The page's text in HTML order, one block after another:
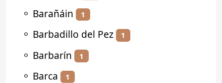
⚬ Barañáin 1
⚬ Barbadillo del Pez 1
⚬ Barbarín 1
⚬ Barca 1